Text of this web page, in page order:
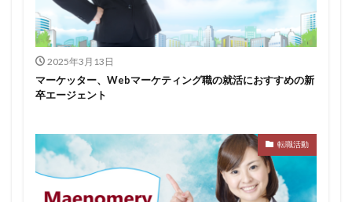
2025年3月13日
マーケッター、Webマーケティング職の就活におすすめの新
卒エージェント
転職活動